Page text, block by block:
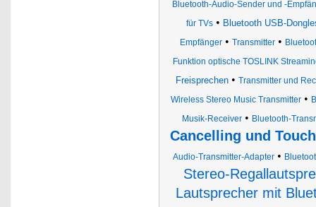
Bluetooth-Audio-Sender und -
für TVs • Bluetooth USB-
Empfänger• Transmitter•
Funktion optische TOSLINK
Freisprechen • Transmitter und
Wireless Stereo Music Transmitter •
Musik-Receiver• Bluetooth-
Cancelling und
Audio-Transmitter-Adapter •
Stereo-
Lautsprecher mit